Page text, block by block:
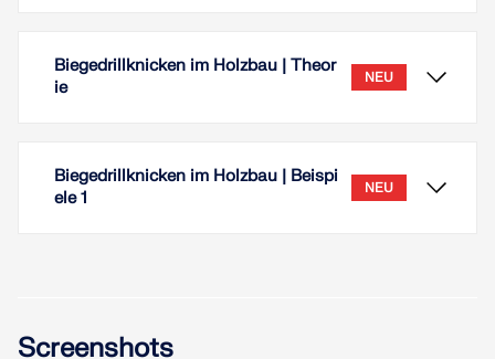
Druck rechtwinklig zur Faserrichtung sowie für die
Biegedrillknicken im Holzbau | Theor
ie
NEU
Biegedrillknicken im Holzbau | Beispi
ele 1
NEU
Screenshots